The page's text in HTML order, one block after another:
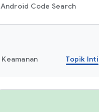
Android Code Search
Keamanan Topik Inti